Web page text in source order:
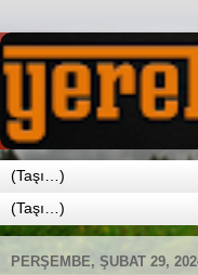
PERŞEMBE, ŞUBAT 29,